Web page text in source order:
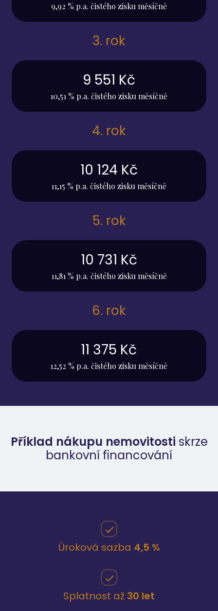
9,92 % p.a. čistého zisku měsíčně
3. rok
9 551 Kč
10,51 % p.a. čistého zisku měsíčně
4. rok
10 124 Kč
11,15 % p.a. čistého zisku měsíčně
5. rok
10 731 Kč
11,81 % p.a. čistého zisku měsíčně
6. rok
11 375 Kč
12,52 % p.a. čistého zisku měsíčně
Příklad nákupu nemovitosti skrze
bankovní financování
Úroková sazba 4,5 %
Splatnost až 30 let